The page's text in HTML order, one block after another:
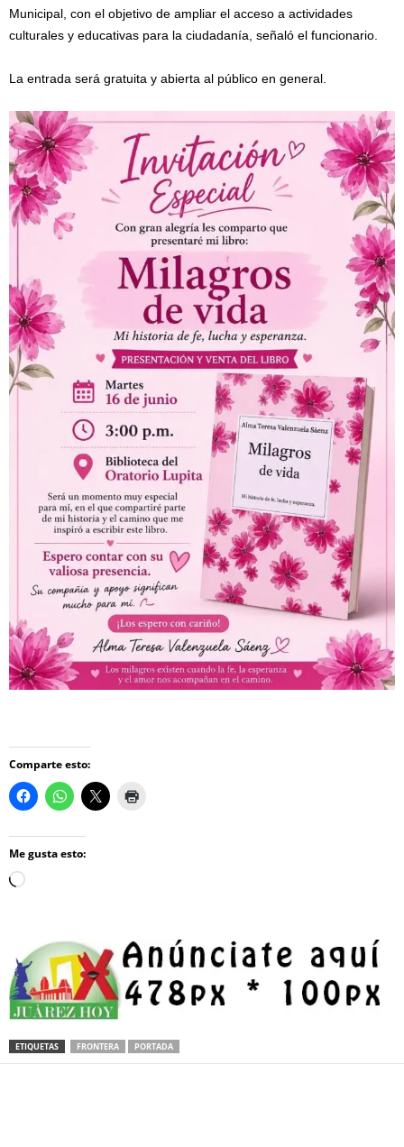
Municipal, con el objetivo de ampliar el acceso a actividades
culturales y educativas para la ciudadanía, señaló el funcionario.
La entrada será gratuita y abierta al público en general.
Comparte esto:
Me gusta esto:
Loading…
ETIQUETAS FRONTERA PORTADA